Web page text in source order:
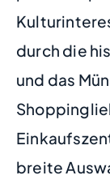
durch die
und das
breite